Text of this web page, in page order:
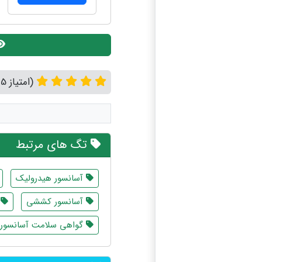
(امتیاز 4.5 | 1633 رای)
تگ های مرتبط
آسانسور هیدرولیک
آسانسور کششی
گواهی سلامت آسانسور